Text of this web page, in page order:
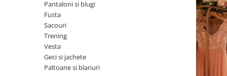
Pantaloni si blugi
Fusta
Sacouri
Trening
Vesta
Geci si jachete
Paltoane si blanuri